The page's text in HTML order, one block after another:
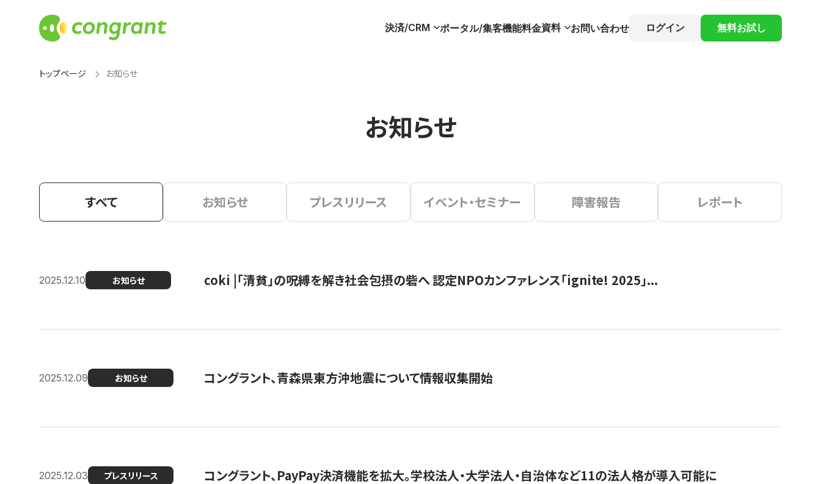
決済/CRM ポータル/集客機能料金資料 お問い合わせ ログイン 無料お試し
トップページ お知らせ
お知らせ
すべて お知らせ プレスリリース イベント・セミナー 障害報告 レポート
2025.12.10 お知らせ coki |「清貧」の呪縛を解き社会包摂の砦へ 認定NPOカンファレンス「ignite! 2025」...
2025.12.09 お知らせ コングラント、青森県東方沖地震について情報収集開始
2025.12.03 プレスリリース コングラント、PayPay決済機能を拡大。学校法人・大学法人・自治体など11の法人格が導入可能に